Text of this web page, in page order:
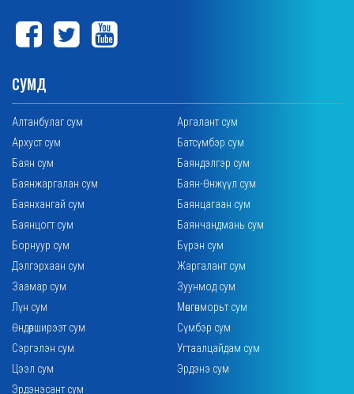
СУМД
Алтанбулаг сум
Аргалант сум
Архуст сум
Батсүмбэр сум
Баян сум
Баяндэлгэр сум
Баянжаргалан сум
Баян-Өнжүүл сум
Баянхангай сум
Баянцагаан сум
Баянцогт сум
Баянчандмань сум
Борнуур сум
Бүрэн сум
Дэлгэрхаан сум
Жаргалант сум
Заамар сум
Зуунмод сум
Лүн сум
Мөнгөнморьт сум
Өндөрширээт сум
Сүмбэр сум
Сэргэлэн сум
Угтаалцайдам сум
Цээл сум
Эрдэнэ сум
Эрдэнэсант сум